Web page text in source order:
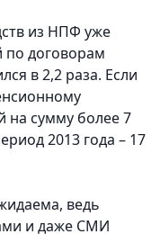
из НПФ уже
по договорам
в 2,2 раза. Если
на сумму более 7
2013 года – 17
ведь
и даже СМИ